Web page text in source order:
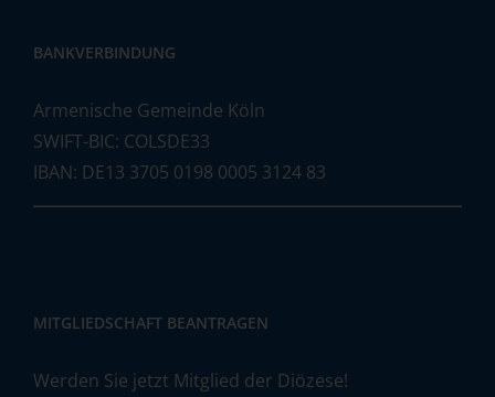
BANKVERBINDUNG
Armenische Gemeinde Köln
SWIFT-BIC: COLSDE33
IBAN: DE13 3705 0198 0005 3124 83
MITGLIEDSCHAFT BEANTRAGEN
Werden Sie jetzt Mitglied der Diözese!